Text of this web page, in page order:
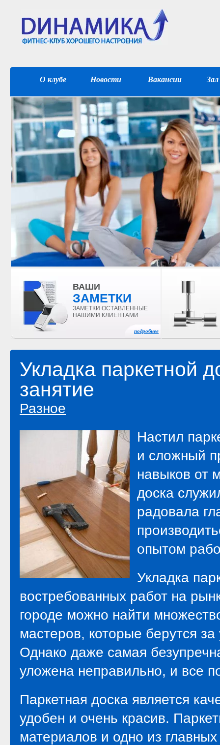
О клубе Новости Вакансии
ВАШИ
ЗАМЕТКИ
ЗАМЕТКИ ОСТАВЛЕННЫЕ
НАШИМИ КЛИЕНТАМИ
подробнее
Укладка паркетной
занятие
Разное
Настил
и сложный
навыков от
доска
радовала
опытом
Укладка
востребованных работ на
городе можно найти
мастеров, которые берутся
Однако даже самая
уложена неправильно, и все
Паркетная доска является
удобен и очень красив.
материалов и одно из